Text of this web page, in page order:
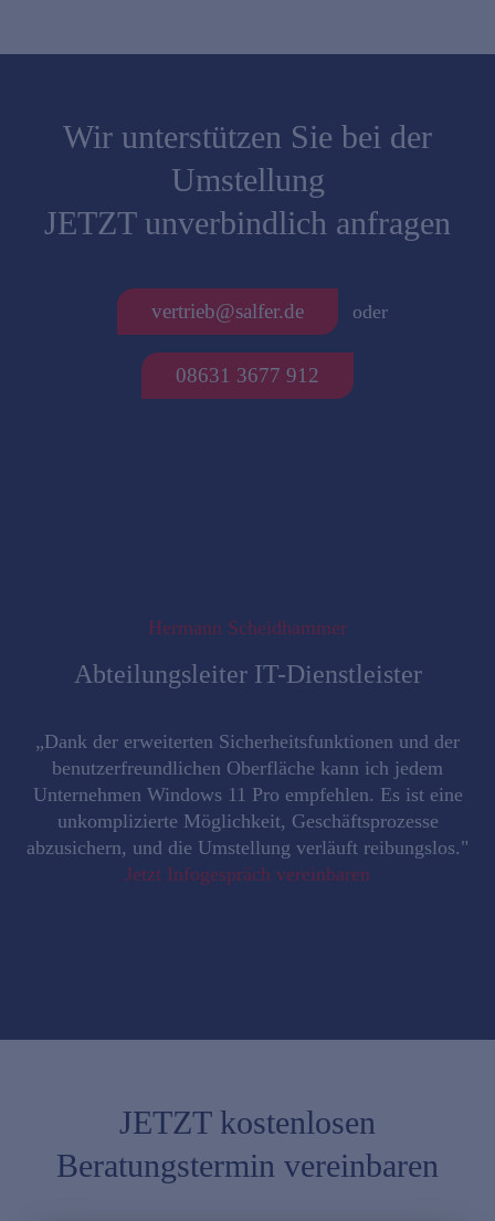
Wir unterstützen Sie bei der
Umstellung
JETZT unverbindlich anfragen
vertrieb@salfer.de oder
08631 3677 912
Hermann Scheidhammer
Abteilungsleiter IT-Dienstleister
„Dank der erweiterten Sicherheitsfunktionen und der
benutzerfreundlichen Oberfläche kann ich jedem
Unternehmen Windows 11 Pro empfehlen. Es ist eine
unkomplizierte Möglichkeit, Geschäftsprozesse
abzusichern, und die Umstellung verläuft reibungslos."
Jetzt Infogespräch vereinbaren
JETZT kostenlosen
Beratungstermin vereinbaren